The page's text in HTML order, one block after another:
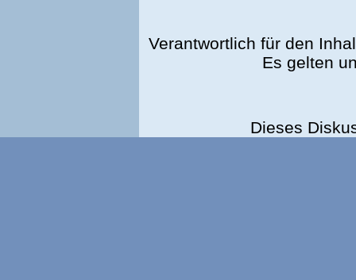
Verantwortlich für den
Es gelten
Dieses